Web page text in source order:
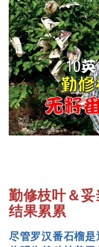
勤修枝叶＆
结果累累
尽管罗汉番石榴